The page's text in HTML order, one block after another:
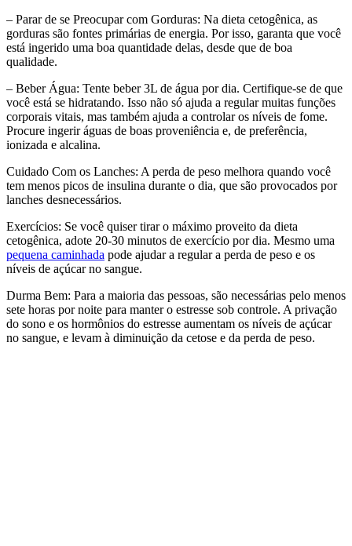
– Parar de se Preocupar com Gorduras: Na dieta cetogênica, as
gorduras são fontes primárias de energia. Por isso, garanta que você
está ingerido uma boa quantidade delas, desde que de boa
qualidade.
– Beber Água: Tente beber 3L de água por dia. Certifique-se de que
você está se hidratando. Isso não só ajuda a regular muitas funções
corporais vitais, mas também ajuda a controlar os níveis de fome.
Procure ingerir águas de boas proveniência e, de preferência,
ionizada e alcalina.
Cuidado Com os Lanches: A perda de peso melhora quando você
tem menos picos de insulina durante o dia, que são provocados por
lanches desnecessários.
Exercícios: Se você quiser tirar o máximo proveito da dieta
cetogênica, adote 20-30 minutos de exercício por dia. Mesmo uma
pequena caminhada pode ajudar a regular a perda de peso e os
níveis de açúcar no sangue.
Durma Bem: Para a maioria das pessoas, são necessárias pelo menos
sete horas por noite para manter o estresse sob controle. A privação
do sono e os hormônios do estresse aumentam os níveis de açúcar
no sangue, e levam à diminuição da cetose e da perda de peso.